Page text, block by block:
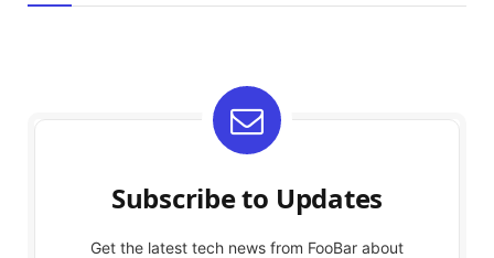
Subscribe to Updates
Get the latest tech news from FooBar about